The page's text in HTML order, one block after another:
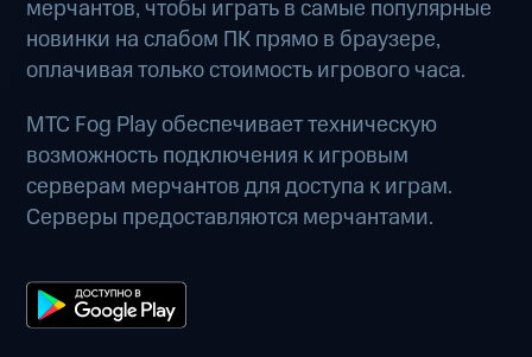
мерчантов, чтобы играть в самые популярные
новинки на слабом ПК прямо в браузере,
оплачивая только стоимость игрового часа.
МТС Fog Play обеспечивает техническую
возможность подключения к игровым
серверам мерчантов для доступа к играм.
Серверы предоставляются мерчантами.